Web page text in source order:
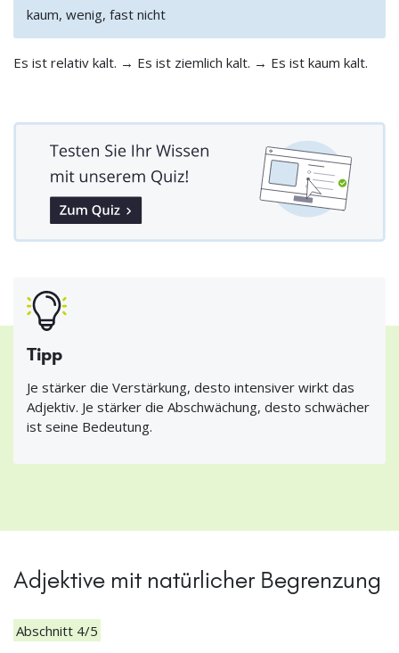
kaum, wenig, fast nicht
Es ist relativ kalt. → Es ist ziemlich kalt. → Es ist kaum kalt.
Tipp
Je stärker die Verstärkung, desto intensiver wirkt das
Adjektiv. Je stärker die Abschwächung, desto schwächer
ist seine Bedeutung.
Adjektive mit natürlicher Begrenzung
Abschnitt 4/5